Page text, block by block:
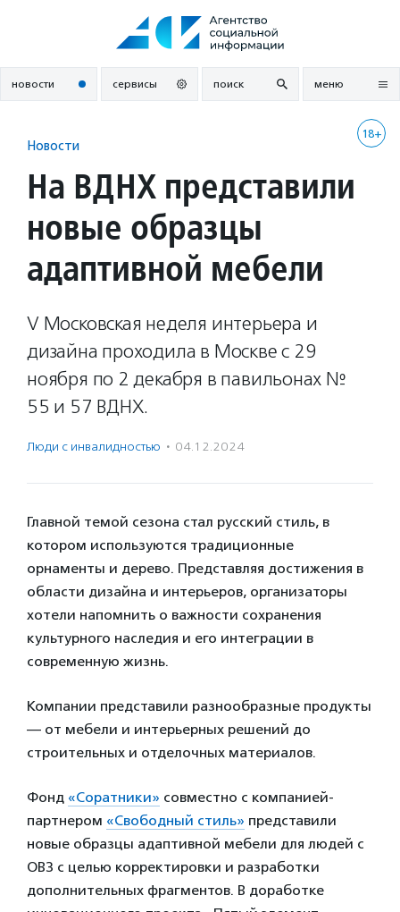
новости сервисы поиск меню
18+
Новости
На ВДНХ представили
новые образцы
адаптивной мебели
V Московская неделя интерьера и
дизайна проходила в Москве с 29
ноября по 2 декабря в павильонах №
55 и 57 ВДНХ.
Люди с инвалидностью · 04.12.2024
Главной темой сезона стал русский стиль, в
котором используются традиционные
орнаменты и дерево. Представляя достижения в
области дизайна и интерьеров, организаторы
хотели напомнить о важности сохранения
культурного наследия и его интеграции в
современную жизнь.
Компании представили разнообразные продукты
— от мебели и интерьерных решений до
строительных и отделочных материалов.
Фонд «Соратники» совместно с компанией-
партнером «Свободный стиль» представили
новые образцы адаптивной мебели для людей с
ОВЗ с целью корректировки и разработки
дополнительных фрагментов. В доработке